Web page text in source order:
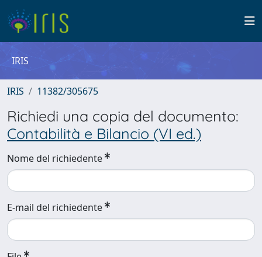
IRIS
IRIS 11382/305675
Richiedi una copia del documento:
Contabilità e Bilancio (VI ed.)
Nome del richiedente
E-mail del richiedente